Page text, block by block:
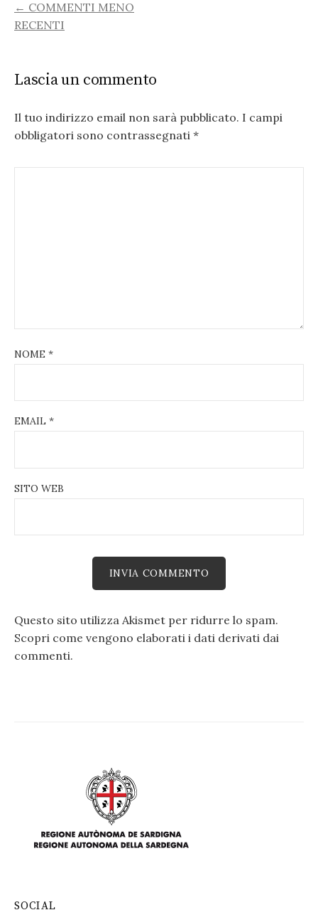
COMMENT
NAVIGATION
← COMMENTI MENO
RECENTI
Lascia un commento
Il tuo indirizzo email non sarà pubblicato. I campi
obbligatori sono contrassegnati *
NOME *
EMAIL *
SITO WEB
Questo sito utilizza Akismet per ridurre lo spam.
Scopri come vengono elaborati i dati derivati dai
commenti.
SOCIAL